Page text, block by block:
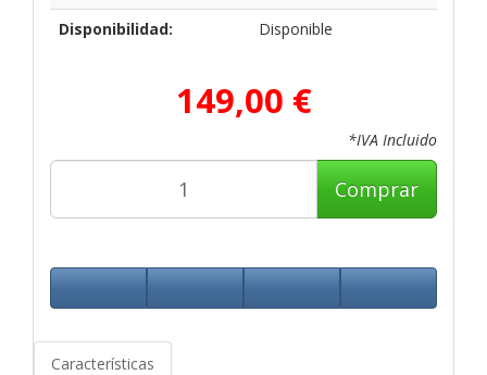
Disponibilidad:
Disponible
149,00 €
*IVA Incluido
Comprar
Características